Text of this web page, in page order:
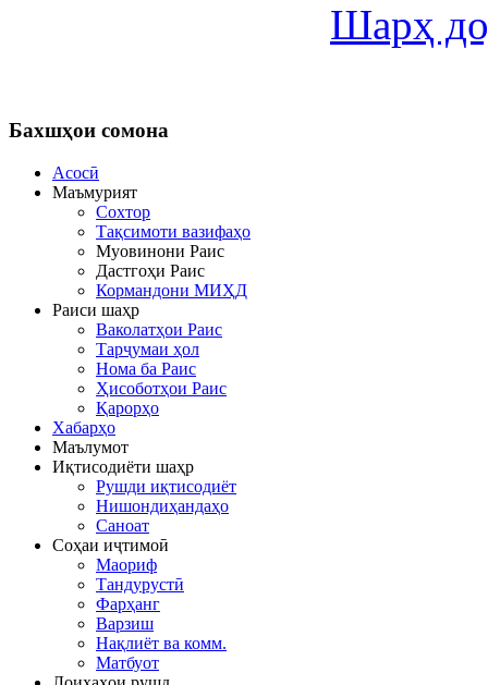
Шарҳ
Бахшҳои сомона
Асосӣ
Маъмурият
Сохтор
Тақсимоти вазифаҳо
Муовинони Раис
Дастгоҳи Раис
Кормандони МИҲД
Раиси шаҳр
Ваколатҳои Раис
Тарҷумаи ҳол
Нома ба Раис
Ҳисоботҳои Раис
Қарорҳо
Хабарҳо
Маълумот
Иқтисодиёти шаҳр
Рушди иқтисодиёт
Нишондиҳандаҳо
Саноат
Соҳаи иҷтимоӣ
Маориф
Тандурустӣ
Фарҳанг
Варзиш
Нақлиёт ва комм.
Матбуот